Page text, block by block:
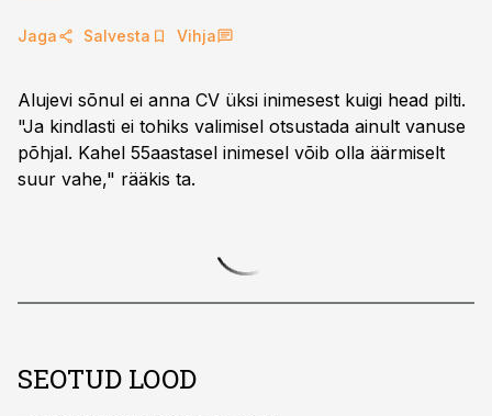
Jaga Salvesta Vihja
Alujevi sõnul ei anna CV üksi inimesest kuigi head pilti.
"Ja kindlasti ei tohiks valimisel otsustada ainult vanuse
põhjal. Kahel 55aastasel inimesel võib olla äärmiselt
suur vahe," rääkis ta.
SEOTUD LOOD